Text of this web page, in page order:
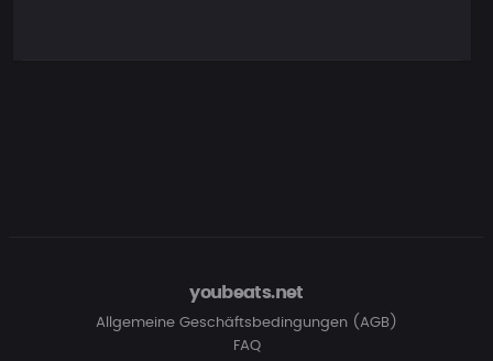
youbeats.net
Allgemeine Geschäftsbedingungen (AGB)
FAQ